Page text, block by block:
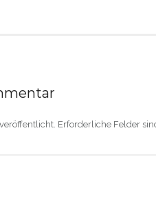
Erforderliche Felder